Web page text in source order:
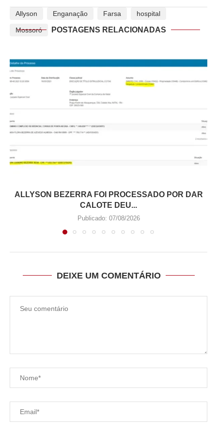
Allyson Enganação Farsa hospital
Mossoró POSTAGENS RELACIONADAS
ALLYSON BEZERRA FOI PROCESSADO POR DAR
CALOTE DEU...
Publicado: 07/08/2026
DEIXE UM COMENTÁRIO